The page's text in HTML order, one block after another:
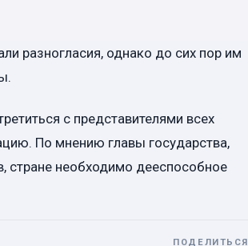
разногласия, однако до сих пор им
с представителями всех
По мнению главы государства,
стране необходимо дееспособное
ПОДЕЛИТЬСЯ